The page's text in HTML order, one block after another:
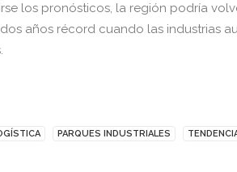
los pronósticos, la región podría
años récord cuando las industrias
PARQUES INDUSTRIALES